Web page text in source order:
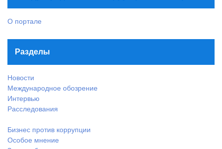
О портале
Разделы
Новости
Международное обозрение
Интервью
Расследования
Бизнес против коррупции
Особое мнение